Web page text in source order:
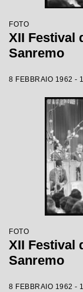
FOTO
XII Festival
Sanremo
8 FEBBRAIO 1962 -
FOTO
XII Festival
Sanremo
8 FEBBRAIO 1962 -